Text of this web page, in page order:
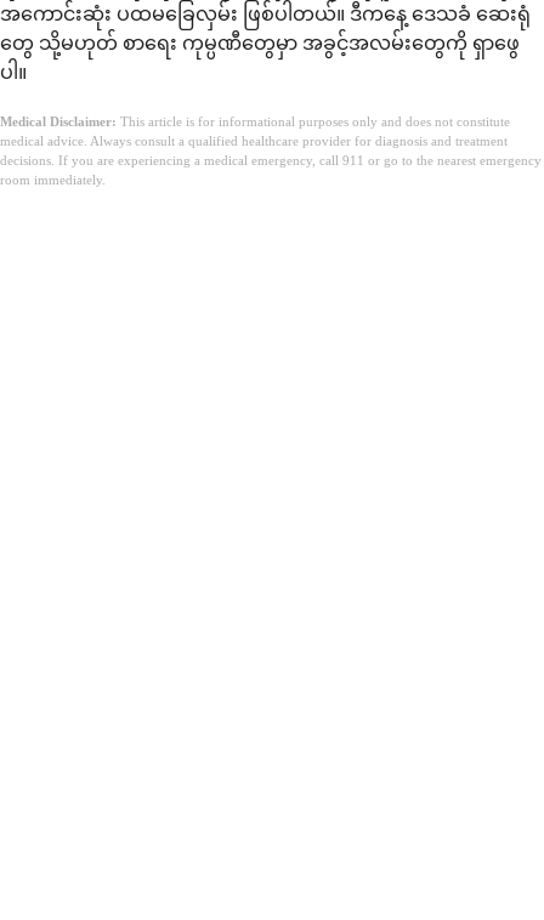
အကောင်းဆုံး ပထမခြေလှမ်း ဖြစ်ပါတယ်။ ဒီကနေ့ ဒေသခံ ဆေးရုံ
တွေ သို့မဟုတ် စာရေး ကုမ္ပဏီတွေမှာ အခွင့်အလမ်းတွေကို ရှာဖွေ
ပါ။
Medical Disclaimer: This article is for informational purposes only and does not constitute
medical advice. Always consult a qualified healthcare provider for diagnosis and treatment
decisions. If you are experiencing a medical emergency, call 911 or go to the nearest emergency
room immediately.